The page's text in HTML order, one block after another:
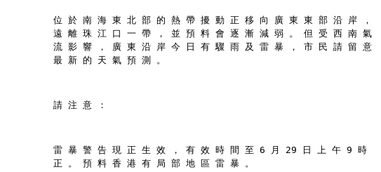
位 於 南 海 東 北 部 的 熱 帶 擾 動 正 移 向 廣 東 東 部 沿 岸 ，
遠 離 珠 江 口 一 帶 ， 並 預 料 會 逐 漸 減 弱 。 但 受 西 南 氣
流 影 響 ， 廣 東 沿 岸 今 日 有 驟 雨 及 雷 暴 ， 市 民 請 留 意
最 新 的 天 氣 預 測 。
請 注 意 ：
雷 暴 警 告 現 正 生 效 ， 有 效 時 間 至 6 月 29 日 上 午 9 時
正 。 預 料 香 港 有 局 部 地 區 雷 暴 。